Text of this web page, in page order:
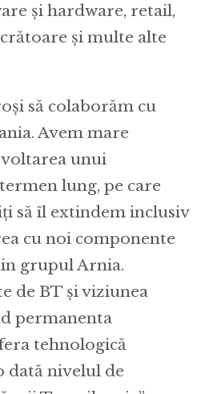
şi hardware, retail,
şi multe alte
să colaborăm cu
Avem mare
unui
lung, pe care
să îl extindem inclusiv
cu noi componente
grupul Arnia.
de BT şi viziunea
permanenta
tehnologică
dată nivelul de